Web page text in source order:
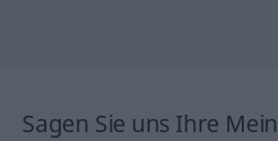
Sagen Sie uns Ihre